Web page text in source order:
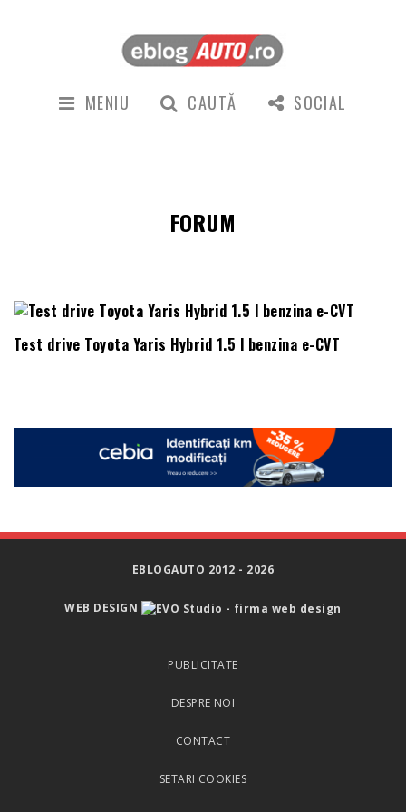
MENIU CAUTĂ SOCIAL
FORUM
Test drive Toyota Yaris Hybrid 1.5 l benzina e-CVT
EBLOGAUTO 2012 - 2026
WEB DESIGN
PUBLICITATE
DESPRE NOI
CONTACT
SETARI COOKIES